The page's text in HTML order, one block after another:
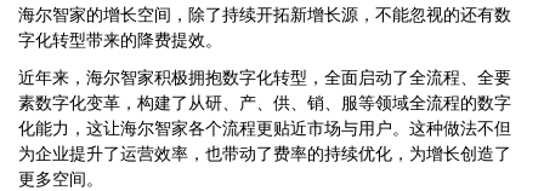
海尔智家的增长空间，除了持续开拓新增长源，不能忽视的还有数
字化转型带来的降费提效。
近年来，海尔智家积极拥抱数字化转型，全面启动了全流程、全要
素数字化变革，构建了从研、产、供、销、服等领域全流程的数字
化能力，这让海尔智家各个流程更贴近市场与用户。这种做法不但
为企业提升了运营效率，也带动了费率的持续优化，为增长创造了
更多空间。